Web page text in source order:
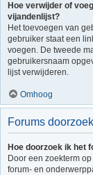
Hoe verwijder of
vijandenlijst?
Het toevoegen van
gebruiker staat een
voegen. De tweede
gebruikersnaam
lijst verwijderen.
Omhoog
Forums
Hoe doorzoek ik het
Door een zoekterm
forum- en